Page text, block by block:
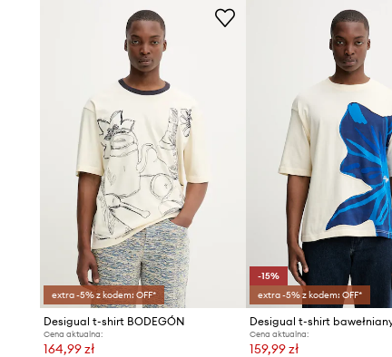
extra -5% z kodem: OFF*
Desigual t-shirt BODEGÓN
Cena aktualna:
164,99 zł
-15%
extra -5% z kodem: OFF*
Cena aktualna:
159,99 zł